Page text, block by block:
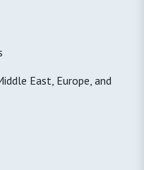
East, Europe, and